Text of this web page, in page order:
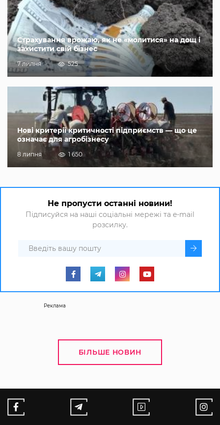
Страхування врожаю, як не «молитися» на дощ і
захистити свій бізнес
7 липня 525
Нові критерії критичності підприємств — що це
означає для агробізнесу
8 липня 1 650
Не пропусти останні новини!
Підписуйся на наші соціальні мережі та e-mail
розсилку.
Реклама
БІЛЬШЕ НОВИН